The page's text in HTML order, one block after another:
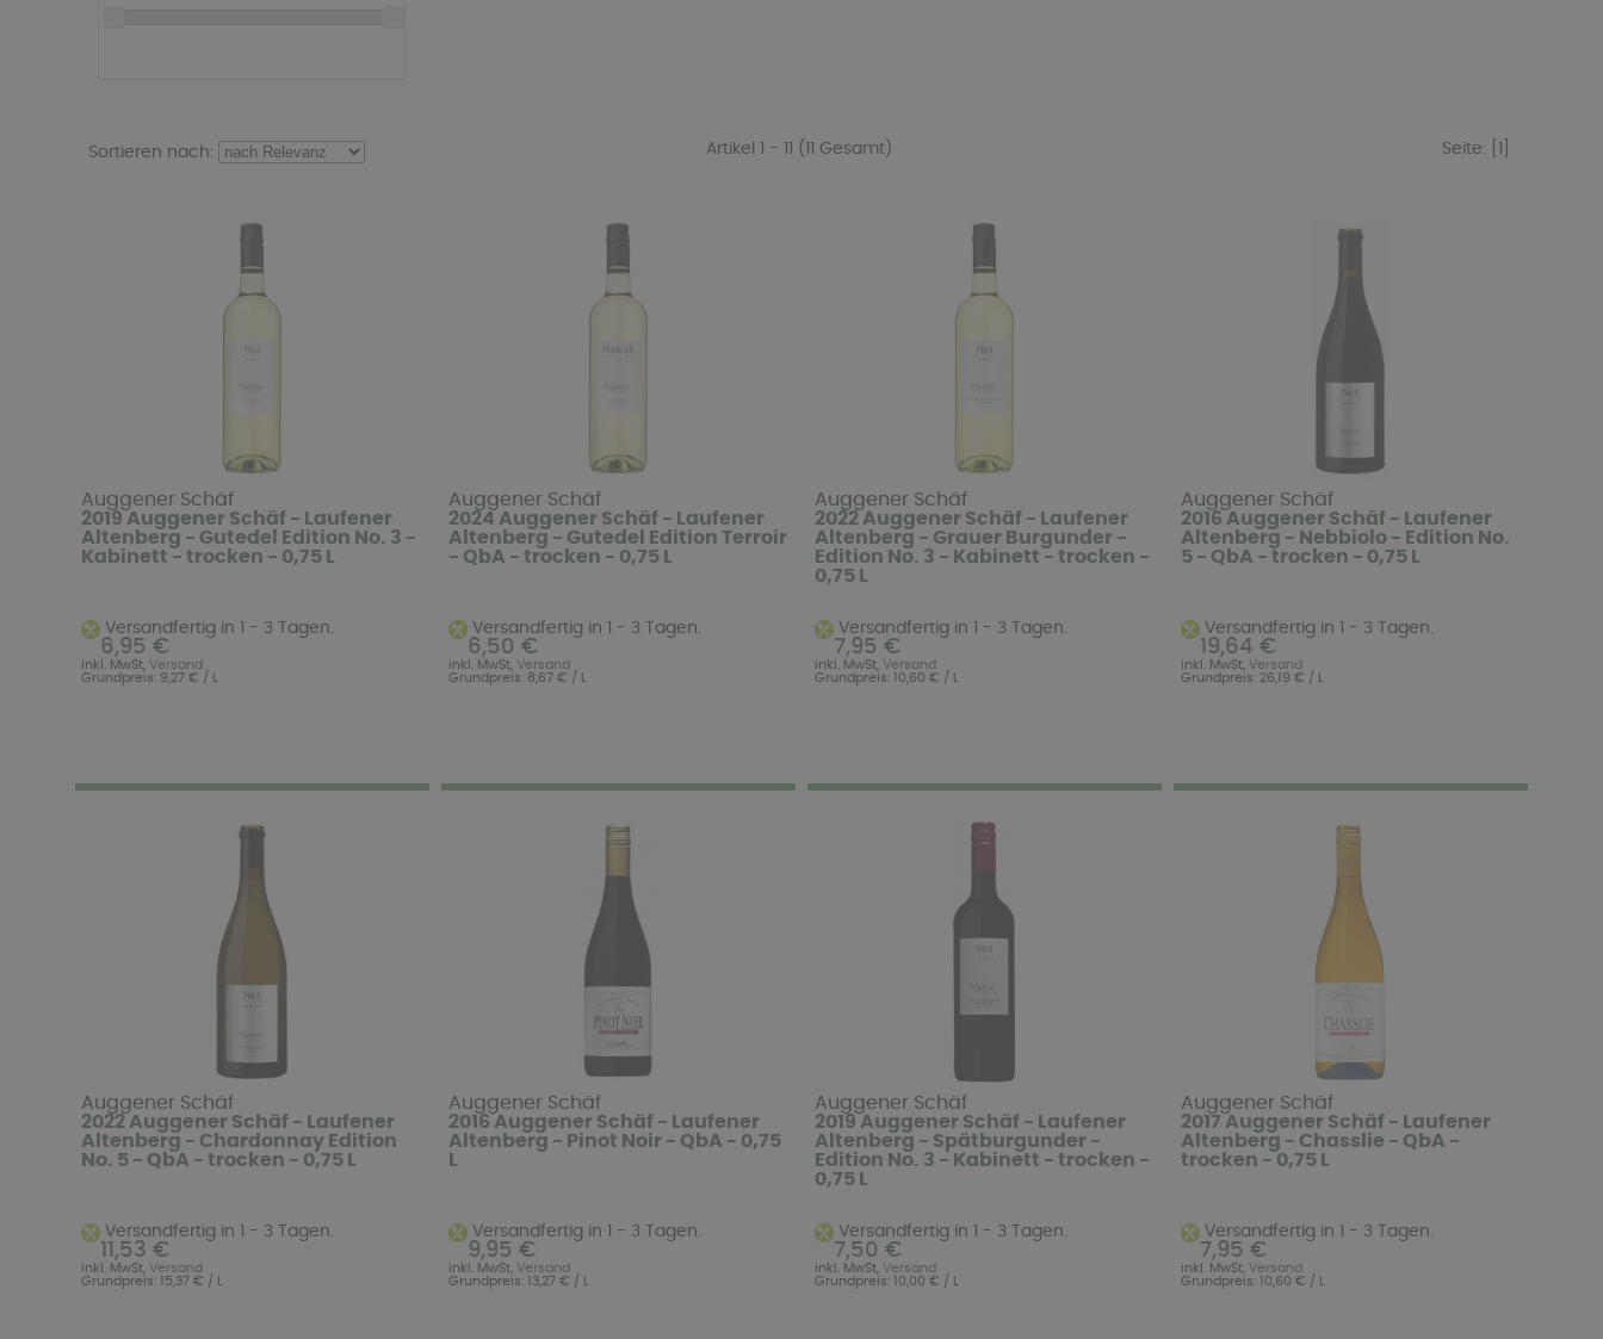
Sortieren nach: Artikel 1 - 11 (11 Gesamt) Seite: [1]
Auggener Schäf
2019 Auggener Schäf - Laufener
Altenberg - Gutedel Edition No. 3 -
Kabinett - trocken - 0,75 L
Versandfertig in 1 - 3 Tagen.
6,95 €
inkl. MwSt,Versand
Grundpreis: 9,27 € / L
Auggener Schäf
2024 Auggener Schäf - Laufener
Altenberg - Gutedel Edition Terroir
- QbA - trocken - 0,75 L
Versandfertig in 1 - 3 Tagen.
6,50 €
inkl. MwSt, Versand
Grundpreis: 8,67 € / L
Auggener Schäf
2022 Auggener Schäf - Laufener
Altenberg - Grauer Burgunder -
Edition No. 3 - Kabinett - trocken -
0,75 L
Versandfertig in 1 - 3 Tagen.
7,95 €
inkl. MwSt, Versand
Grundpreis: 10,60 € / L
Auggener Schäf
2016 Auggener Schäf - Laufener
Altenberg - Nebbiolo - Edition No.
5 - QbA - trocken - 0,75 L
Versandfertig in 1 - 3 Tagen.
19,64 €
inkl. MwSt, Versand
Grundpreis: 26,19 € / L
Auggener Schäf
2022 Auggener Schäf - Laufener
Altenberg - Chardonnay Edition
No. 5 - QbA - trocken - 0,75 L
Versandfertig in 1 - 3 Tagen.
11,53 €
inkl. MwSt,Versand
Grundpreis: 15,37 € / L
Auggener Schäf
2016 Auggener Schäf - Laufener
Altenberg - Pinot Noir - QbA - 0,75
L
Versandfertig in 1 - 3 Tagen.
9,95 €
inkl. MwSt, Versand
Grundpreis: 13,27 € / L
Auggener Schäf
2019 Auggener Schäf - Laufener
Altenberg - Spätburgunder -
Edition No. 3 - Kabinett - trocken -
0,75 L
Versandfertig in 1 - 3 Tagen.
7,50 €
inkl. MwSt, Versand
Grundpreis: 10,00 € / L
Auggener Schäf
2017 Auggener Schäf - Laufener
Altenberg - Chasslie - QbA -
trocken - 0,75 L
Versandfertig in 1 - 3 Tagen.
7,95 €
inkl. MwSt, Versand
Grundpreis: 10,60 € / L